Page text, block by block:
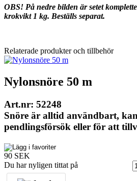
OBS! På nedre bilden är setet
krokvikt 1 kg. Beställs separat.
Relaterade produkter och tillbehör
Nylonsnöre 50 m
Art.nr: 52248
Snöre är alltid användbart,
pendlingsförsök eller för att
90 SEK
Du har nyligen tittat på